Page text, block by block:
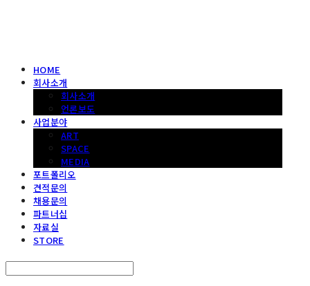
HOME
회사소개
회사소개
언론보도
사업분야
ART
SPACE
MEDIA
포트폴리오
견적문의
채용문의
파트너십
자료실
STORE